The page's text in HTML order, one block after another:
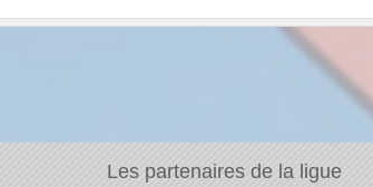
Les partenaires de la ligue